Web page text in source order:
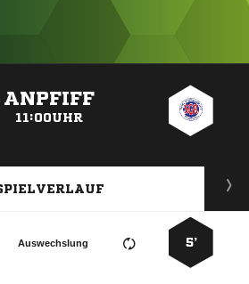
ANPFIFF
11:00UHR
5’
Auswechslung